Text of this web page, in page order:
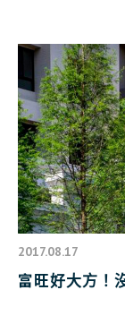
2017.08.17
富旺好大方！